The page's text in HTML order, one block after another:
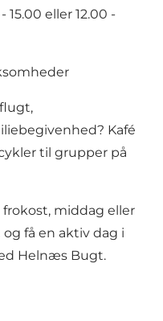
15.00 eller 12.00 -
Kafé
til grupper på
middag eller
få en aktiv dag i
Helnæs Bugt.